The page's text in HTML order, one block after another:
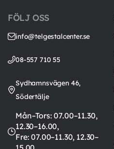
FÖLJ OSS
info@telgestalcenter.se
08-557 710 55
Sydhamnsvägen 46,
Södertälje
Mån–Tors: 07.00–11.30,
12.30–16.00,
Fre: 07.00–11.30, 12.30–